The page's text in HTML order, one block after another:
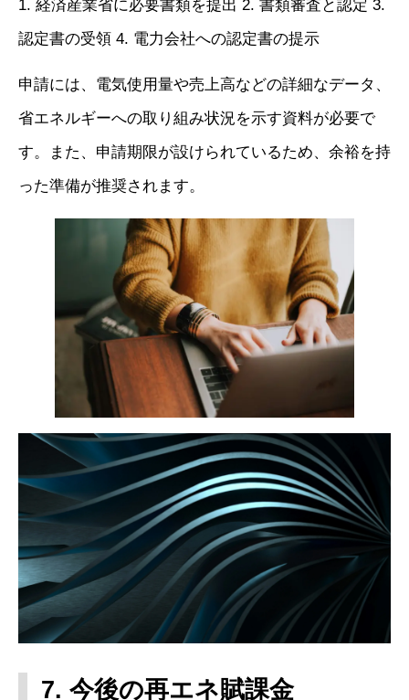
1. 経済産業省に必要書類を提出 2. 書類審査と認定 3.
認定書の受領 4. 電力会社への認定書の提示
申請には、電気使用量や売上高などの詳細なデータ、
省エネルギーへの取り組み状況を示す資料が必要で
す。また、申請期限が設けられているため、余裕を持
った準備が推奨されます。
7. 今後の再エネ賦課金